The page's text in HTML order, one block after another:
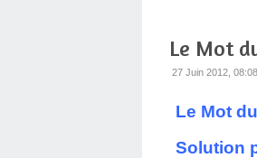
Le Mot
27 Juin 2012,
Le Mot
Solution